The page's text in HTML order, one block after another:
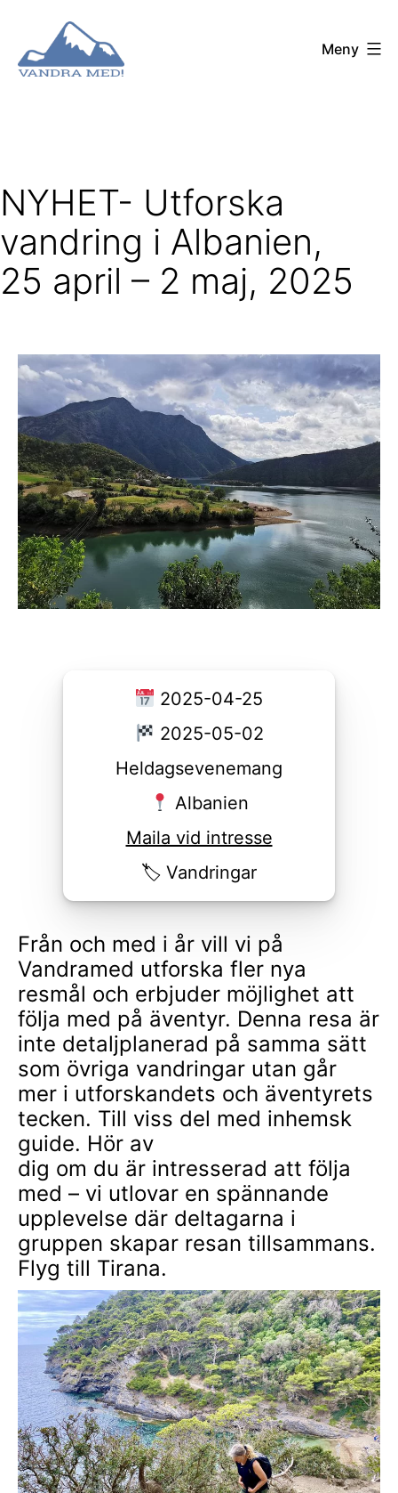
innehåll
Meny
NYHET- Utforska
vandring i Albanien,
25 april – 2 maj, 2025
2025-04-25
2025-05-02
Heldagsevenemang
Albanien
Maila vid intresse
Vandringar
Från och med i år vill vi på
Vandramed utforska fler nya
resmål och erbjuder möjlighet att
följa med på äventyr. Denna resa är
inte detaljplanerad på samma sätt
som övriga vandringar utan går
mer i utforskandets och äventyrets
tecken. Till viss del med inhemsk
guide. Hör av
dig om du är intresserad att följa
med – vi utlovar en spännande
upplevelse där deltagarna i
gruppen skapar resan tillsammans.
Flyg till Tirana.